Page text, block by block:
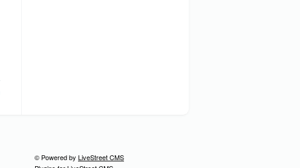
© Powered by LiveStreet CMS